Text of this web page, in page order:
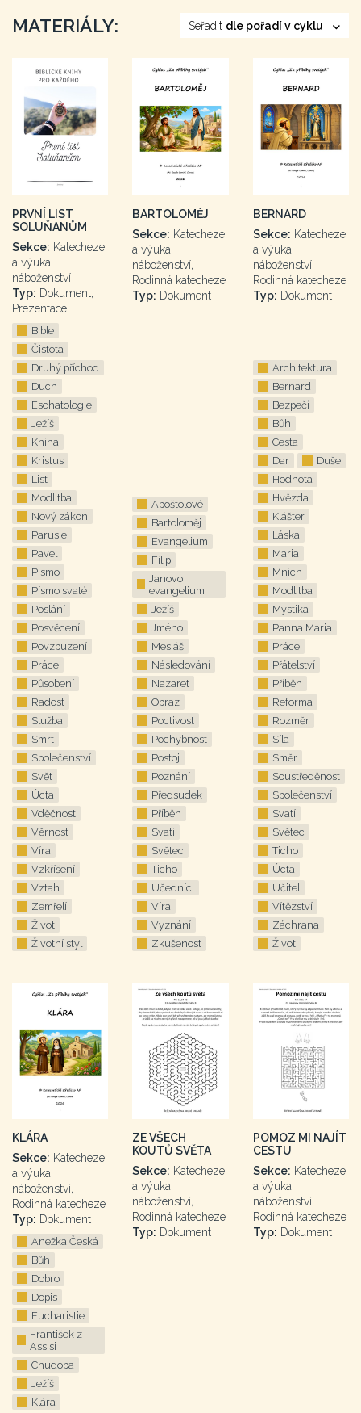
MATERIÁLY: Seřadit dle pořadí v cyklu
PRVNÍ LIST
SOLUŇANŮM
Sekce: Katecheze
a výuka
náboženství
Typ: Dokument,
Prezentace
Bible
Čistota
Druhý příchod
Duch
Eschatologie
Ježíš
Kniha
Kristus
List
Modlitba
Nový zákon
Parusie
Pavel
Písmo
Písmo svaté
Poslání
Posvěcení
Povzbuzení
Práce
Působení
Radost
Služba
Smrt
Společenství
Svět
Úcta
Vděčnost
Věrnost
Víra
Vzkříšení
Vztah
Zemřelí
Život
Životní styl
BARTOLOMĚJ
Sekce: Katecheze
a výuka
náboženství,
Rodinná katecheze
Typ: Dokument
Apoštolové
Bartoloměj
Evangelium
Filip
Janovo
evangelium
Ježíš
Jméno
Mesiáš
Následování
Nazaret
Obraz
Poctivost
Pochybnost
Postoj
Poznání
Předsudek
Příběh
Svatí
Světec
Ticho
Učedníci
Víra
Vyznání
Zkušenost
BERNARD
Sekce: Katecheze
a výuka
náboženství,
Rodinná katecheze
Typ: Dokument
Architektura
Bernard
Bezpečí
Bůh
Cesta
Dar
Duše
Hodnota
Hvězda
Klášter
Láska
Maria
Mnich
Modlitba
Mystika
Panna Maria
Práce
Přátelství
Příběh
Reforma
Rozměr
Síla
Směr
Soustředěnost
Společenství
Svatí
Světec
Ticho
Úcta
Učitel
Vítězství
Záchrana
Život
KLÁRA
Sekce: Katecheze
a výuka
náboženství,
Rodinná katecheze
Typ: Dokument
Anežka Česká
Bůh
Dobro
Dopis
Eucharistie
František z
Assisi
Chudoba
Ježíš
Klára
ZE VŠECH
KOUTŮ SVĚTA
Sekce: Katecheze
a výuka
náboženství,
Rodinná katecheze
Typ: Dokument
POMOZ MI NAJÍT
CESTU
Sekce: Katecheze
a výuka
náboženství,
Rodinná katecheze
Typ: Dokument